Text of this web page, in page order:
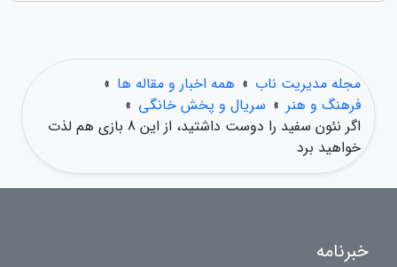
مجله مدیریت ناب » همه اخبار و مقاله ها »
فرهنگ و هنر » سریال و پخش خانگی »
اگر نئون سفید را دوست داشتید، از این 8 بازی هم لذت
خواهید برد
خبرنامه